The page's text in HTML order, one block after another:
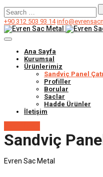
Search
for:
+90 312 503 93 14
Ana Sayfa
Kurumsal
Ürünlerimiz
Sandviç Panel Çatı
Profiller
Borular
Saclar
Hadde Ürünler
İletişim
Sandviç
Evren Sac Metal